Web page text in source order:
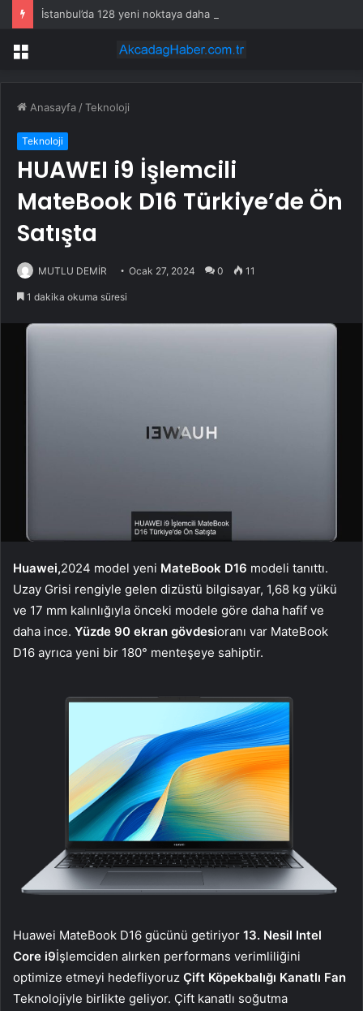
İstanbul’da 128 yeni noktaya daha EDS geliyor
Menü
Anasayfa /Teknoloji
Teknoloji
HUAWEI i9 İşlemcili
MateBook D16 Türkiye’de Ön
Satışta
MUTLU DEMİR Ocak 27, 2024 0 11
1 dakika okuma süresi
Huawei,2024 model yeni MateBook D16 modeli tanıttı.
Uzay Grisi rengiyle gelen dizüstü bilgisayar, 1,68 kg yükü
ve 17 mm kalınlığıyla önceki modele göre daha hafif ve
daha ince. Yüzde 90 ekran gövdesioranı var MateBook
D16 ayrıca yeni bir 180° menteşeye sahiptir.
Huawei MateBook D16 gücünü getiriyor 13. Nesil Intel
Core i9İşlemciden alırken performans verimliliğini
optimize etmeyi hedefliyoruz Çift Köpekbalığı Kanatlı Fan
Teknolojiyle birlikte geliyor. Çift kanatlı soğutma